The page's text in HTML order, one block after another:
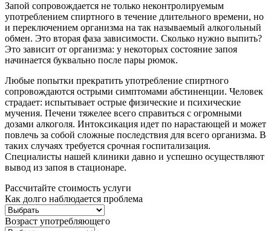
Запой сопровождается не только неконтролируемым
употреблением спиртного в течение длительного времени, но
и переключением организма на так называемый алкогольный
обмен. Это вторая фаза зависимости. Сколько нужно выпить?
Это зависит от организма: у некоторых состояние запоя
начинается буквально после пары рюмок.
Любые попытки прекратить употребление спиртного
сопровождаются острыми симптомами абстиненции. Человек
страдает: испытывает острые физические и психические
мучения. Печени тяжелее всего справиться с огромными
дозами алкоголя. Интоксикация идет по нарастающей и может
повлечь за собой сложные последствия для всего организма. В
таких случаях требуется срочная госпитализация.
Специалисты нашей клиники давно и успешно осуществляют
вывод из запоя в стационаре.
Рассчитайте стоимость услуги
Как долго наблюдается проблема
Возраст употребляющего